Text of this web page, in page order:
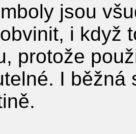
jsou
i když
protože
I běžná